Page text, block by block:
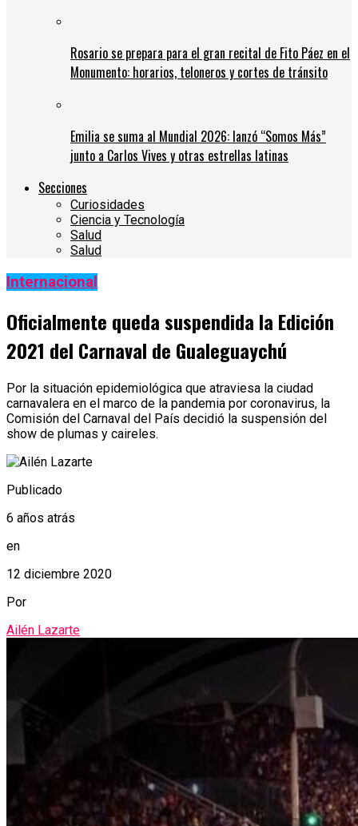
Rosario se prepara para el gran recital de Fito Páez en el
Monumento: horarios, teloneros y cortes de tránsito
Emilia se suma al Mundial 2026: lanzó “Somos Más”
junto a Carlos Vives y otras estrellas latinas
Secciones
Curiosidades
Ciencia y Tecnología
Salud
Salud
Internacional
Oficialmente queda suspendida la Edición
2021 del Carnaval de Gualeguaychú
Por la situación epidemiológica que atraviesa la ciudad
carnavalera en el marco de la pandemia por coronavirus, la
Comisión del Carnaval del País decidió la suspensión del
show de plumas y caireles.
Publicado
6 años atrás
en
12 diciembre 2020
Por
Ailén Lazarte